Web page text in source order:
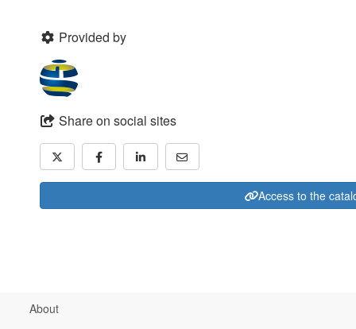
Provided by
Share on social sites
Access to the
About